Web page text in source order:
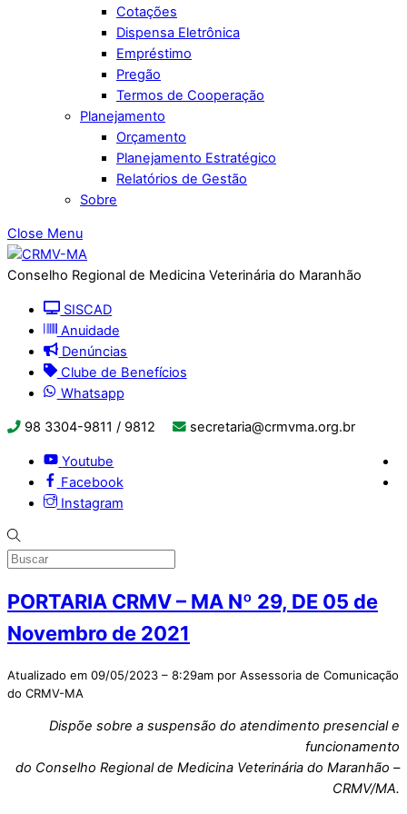
Cotações
Dispensa Eletrônica
Empréstimo
Pregão
Termos de Cooperação
Planejamento
Orçamento
Planejamento Estratégico
Relatórios de Gestão
Sobre
Close Menu
Conselho Regional de Medicina Veterinária do Maranhão
SISCAD
Anuidade
Denúncias
Clube de Benefícios
Whatsapp
98 3304-9811 / 9812 secretaria@crmvma.org.br
Youtube
Facebook
Instagram
PORTARIA CRMV – MA Nº 29, DE 05 de
Novembro de 2021
Atualizado em 09/05/2023 – 8:29am por Assessoria de Comunicação
do CRMV-MA
Dispõe sobre a suspensão do atendimento presencial e
funcionamento
do Conselho Regional de Medicina Veterinária do Maranhão –
CRMV/MA.